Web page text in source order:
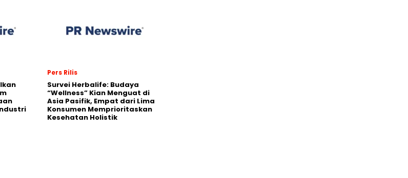
Pers Rilis
Survei Herbalife: Budaya
“Wellness” Kian Menguat di
Asia Pasifik, Empat dari Lima
Konsumen Memprioritaskan
Kesehatan Holistik